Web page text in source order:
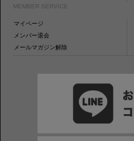
MEMBER SERVICE
マイページ
メンバー退会
メールマガジン解除